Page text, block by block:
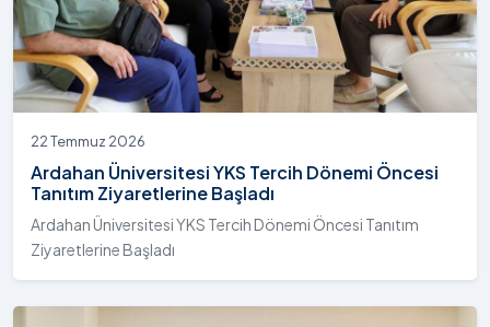
22 Temmuz 2026
Ardahan Üniversitesi YKS Tercih Dönemi Öncesi
Tanıtım Ziyaretlerine Başladı
Ardahan Üniversitesi YKS Tercih Dönemi Öncesi Tanıtım
Ziyaretlerine Başladı